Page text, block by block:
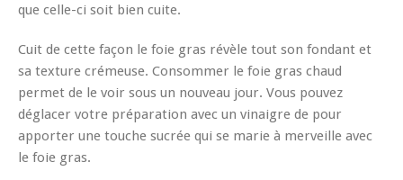
que celle-ci soit bien cuite.
Cuit de cette façon le foie gras révèle tout son fondant et
sa texture crémeuse. Consommer le foie gras chaud
permet de le voir sous un nouveau jour. Vous pouvez
déglacer votre préparation avec un vinaigre de pour
apporter une touche sucrée qui se marie à merveille avec
le foie gras.